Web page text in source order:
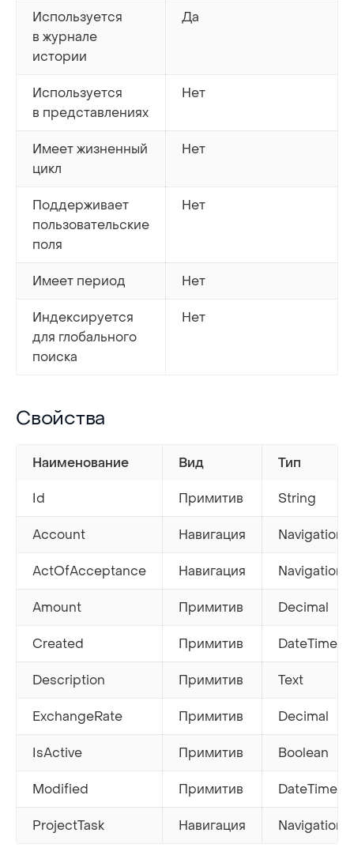
Используется
в журнале
истории
Да
Используется
в представлениях
Нет
Имеет жизненный
цикл
Нет
Поддерживает
пользовательские
поля
Нет
Имеет период Нет
Индексируется
для глобального
поиска
Нет
Свойства
Свойства
Наименование Вид Тип
Id Примитив String
Account Навигация Navigation
ActOfAcceptance Навигация Navigation
Amount Примитив Decimal
Created Примитив DateTime
Description Примитив Text
ExchangeRate Примитив Decimal
IsActive Примитив Boolean
Modified Примитив DateTime
ProjectTask Навигация Navigation